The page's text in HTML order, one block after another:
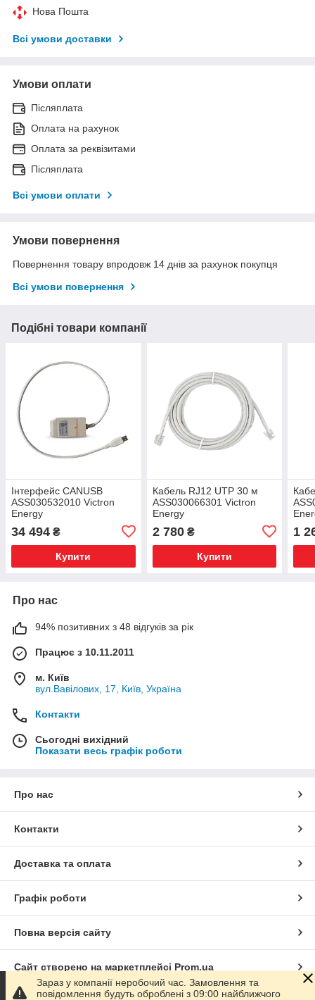
Нова Пошта
Всі умови доставки
Умови оплати
Післяплата
Оплата на рахунок
Оплата за реквізитами
Післяплата
Всі умови оплати
Умови повернення
Повернення товару впродовж 14 днів за рахунок покупця
Всі умови повернення
Подібні товари компанії
Інтерфейс CANUSB
ASS030532010 Victron
Energy
34 494 ₴
Купити
Кабель RJ12 UTP 30 м
ASS030066301 Victron
Energy
2 780₴
Купити
1
Про нас
94% позитивних з 48 відгуків за рік
Працює з 10.11.2011
м. Київ
вул.Вавілових, 17, Київ, Україна
Контакти
Сьогодні вихідний
Показати весь графік роботи
Про нас
Контакти
Доставка та оплата
Графік роботи
Повна версія сайту
Сайт створено на маркетплейсі Prom.ua
Зараз у компанії неробочий час. Замовлення та
повідомлення будуть оброблені з 09:00 найближчого